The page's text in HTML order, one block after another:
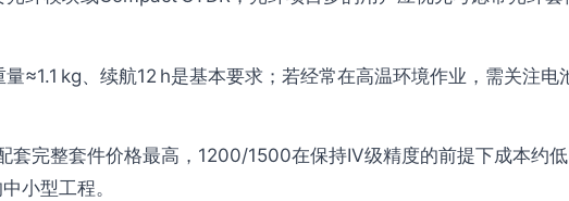
≈1.1 kg、续航12 h是基本要求；若经常在高温环境作业，需关注电
套完整套件价格最高，1200/1500在保持IV级精度的前提下成本约
小型工程。